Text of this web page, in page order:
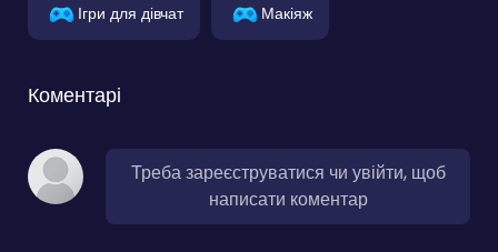
Ігри для дівчат Макіяж
Коментарі
Треба зареєструватися чи увійти, щоб
написати коментар